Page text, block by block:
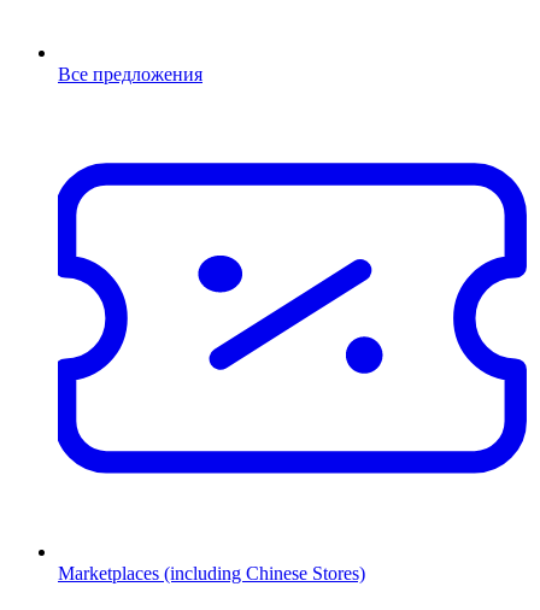
Все предложения
Marketplaces (including Chinese Stores)